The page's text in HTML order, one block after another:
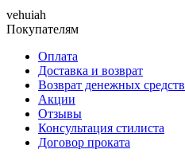
vehuiah
Покупателям
Оплата
Доставка и возврат
Возврат денежных средств
Акции
Отзывы
Консультация стилиста
Договор проката